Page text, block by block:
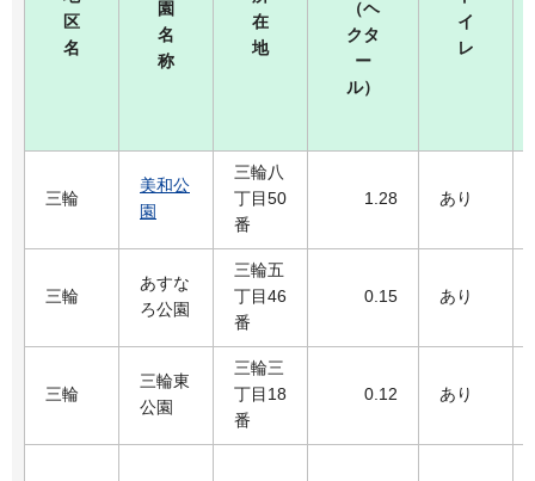
区
名
園
名
称
在
地
（ヘ
クタ
ー
ル）
イ
レ
三輪
美和公
園
三輪八
丁目50
番
1.28 あり
三輪
あすな
ろ公園
三輪五
丁目46
番
0.15 あり
三輪
三輪東
公園
三輪三
丁目18
番
0.12 あり